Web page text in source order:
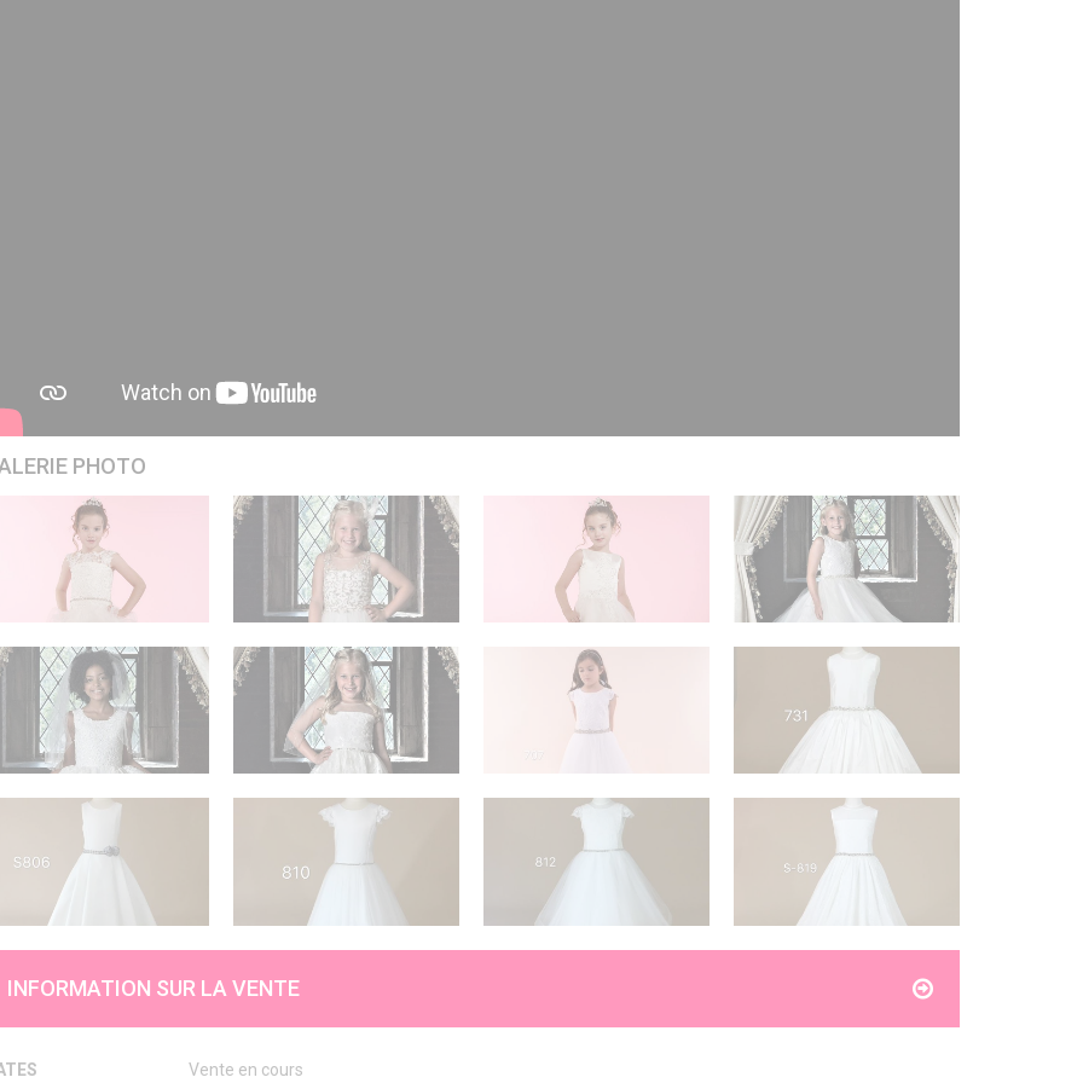
PHOTO
INFORMATION SUR LA VENTE
Vente en cours